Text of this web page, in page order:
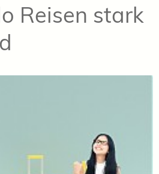
Reisen stark